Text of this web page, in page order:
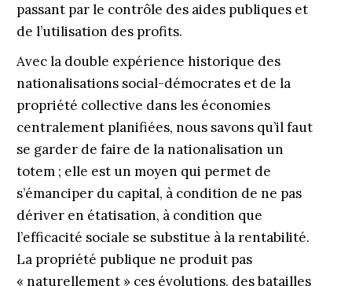
passant par le contrôle des aides publiques et
de l’utilisation des profits.
Avec la double expérience historique des
nationalisations social-démocrates et de la
propriété collective dans les économies
centralement planifiées, nous savons qu’il faut
se garder de faire de la nationalisation un
totem ; elle est un moyen qui permet de
s’émanciper du capital, à condition de ne pas
dériver en étatisation, à condition que
l’efficacité sociale se substitue à la rentabilité.
La propriété publique ne produit pas
« naturellement » ces évolutions, des batailles